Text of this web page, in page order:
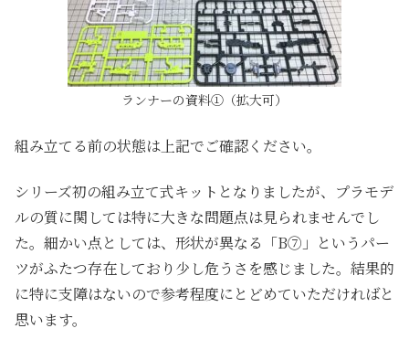
ランナーの資料①（拡大可）
組み立てる前の状態は上記でご確認ください。
シリーズ初の組み立て式キットとなりましたが、プラモデ
ルの質に関しては特に大きな問題点は見られませんでし
た。細かい点としては、形状が異なる「B⑦」というパー
ツがふたつ存在しており少し危うさを感じました。結果的
に特に支障はないので参考程度にとどめていただければと
思います。